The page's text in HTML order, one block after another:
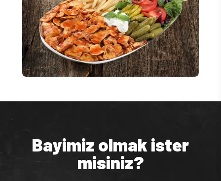
Bayimiz olmak ister
misiniz?